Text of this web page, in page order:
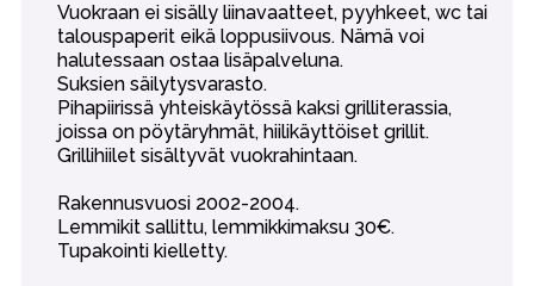
Vuokraan ei sisälly liinavaatteet, pyyhkeet, wc tai
talouspaperit eikä loppusiivous. Nämä voi
halutessaan ostaa lisäpalveluna.
Suksien säilytysvarasto.
Pihapiirissä yhteiskäytössä kaksi grilliterassia,
joissa on pöytäryhmät, hiilikäyttöiset grillit.
Grillihiilet sisältyvät vuokrahintaan.
Rakennusvuosi 2002-2004.
Lemmikit sallittu, lemmikkimaksu 30€.
Tupakointi kielletty.